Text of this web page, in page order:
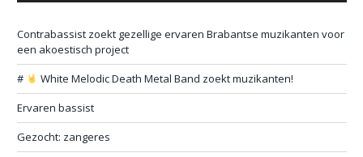
Contrabassist zoekt gezellige ervaren Brabantse muzikanten voor
een akoestisch project
#
White Melodic Death Metal Band zoekt muzikanten!
Ervaren bassist
Gezocht: zangeres